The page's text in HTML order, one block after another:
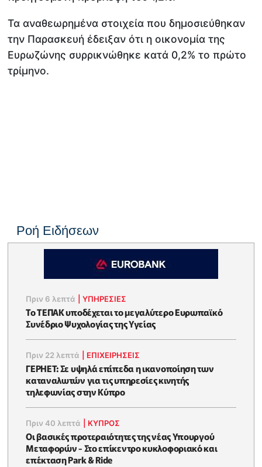
Τα αναθεωρημένα στοιχεία που δημοσιεύθηκαν
την Παρασκευή έδειξαν ότι η οικονομία της
Ευρωζώνης συρρικνώθηκε κατά 0,2% το πρώτο
τρίμηνο.
Ροή Ειδήσεων
Πριν 6 λεπτά |ΥΠΗΡΕΣΙΕΣ
Το ΤΕΠΑΚ υποδέχεται το μεγαλύτερο Ευρωπαϊκό
Συνέδριο Ψυχολογίας της Υγείας
Πριν 22 λεπτά ΕΠΙΧΕΙΡΉΣΕΙΣ
ΓΕΡΗΕΤ: Σε υψηλά επίπεδα η ικανοποίηση των
καταναλωτών για τις υπηρεσίες κινητής
τηλεφωνίας στην Κύπρο
Πριν 40 λεπτά ΚΥΠΡΟΣ
Οι βασικές προτεραιότητες της νέας Υπουργού
Μεταφορών - Στο επίκεντρο κυκλοφοριακό και
επέκταση Park & Ride